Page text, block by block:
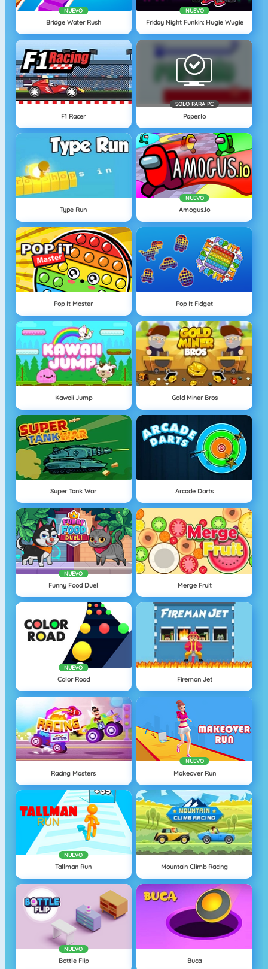
NUEVO
Bridge Water Rush
NUEVO
Friday Night Funkin: Hugie Wugie
F1 Racer
SOLO PARA PC
Paper.io
Type Run
NUEVO
Amogus.io
Pop It Master Pop It Fidget
Kawaii Jump Gold Miner Bros
Super Tank War Arcade Darts
NUEVO
Funny Food Duel Merge Fruit
NUEVO
Color Road Fireman Jet
Racing Masters
NUEVO
Makeover Run
NUEVO
Tallman Run Mountain Climb Racing
NUEVO
Bottle Flip Buca